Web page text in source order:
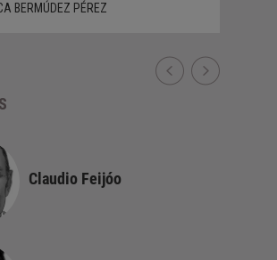
BERMÚDEZ PÉREZ
Claudio Feijóo